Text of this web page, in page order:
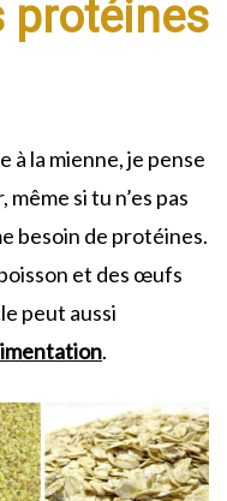
protéines
à la mienne, je pense
si tu n’es pas
besoin de protéines.
et des œufs
peut aussi
.